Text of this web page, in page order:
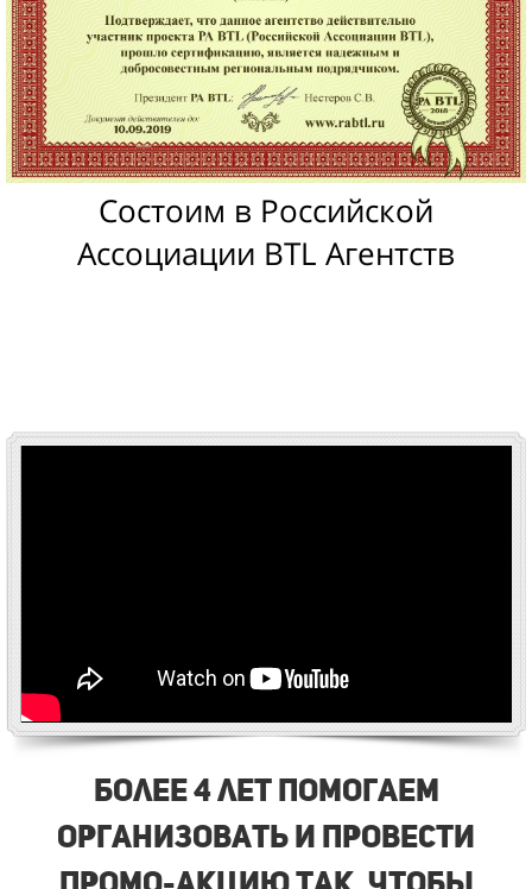
Состоим в Российской
Ассоциации BTL Агентств
Более 4 лет помогаем
организовать и провести